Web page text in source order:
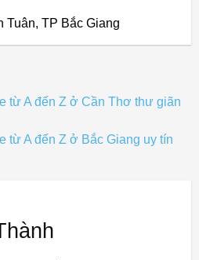
TP Bắc Giang
từ A đến Z ở Cần Thơ thư giãn
từ A đến Z ở Bắc Giang uy tín